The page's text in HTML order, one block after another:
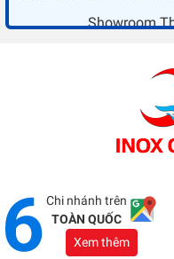
Showroom
037
Showroom
Địa chỉ: 1066 -
Chi nhánh trên
TOÀN QUỐC
Xem thêm